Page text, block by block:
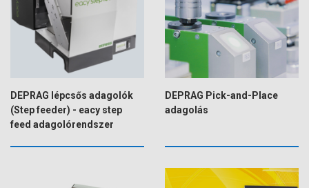
DEPRAG lépcsős adagolók
(Step feeder) - eacy step
feed adagolórendszer
DEPRAG Pick-and-Place
adagolás